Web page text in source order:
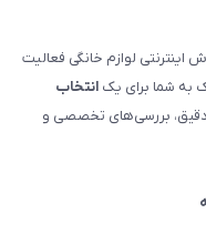
اینترنتی لوازم خانگی فعالیت
به شما برای یک انتخاب
دقیق، بررسی‌های تخصصی و